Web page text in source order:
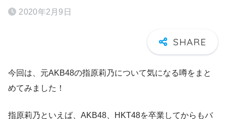
2020年2月9日
今回は、元AKB48の指原莉乃について気になる噂をまと
めてみました！
指原莉乃といえば、AKB48、HKT48を卒業してからもバ